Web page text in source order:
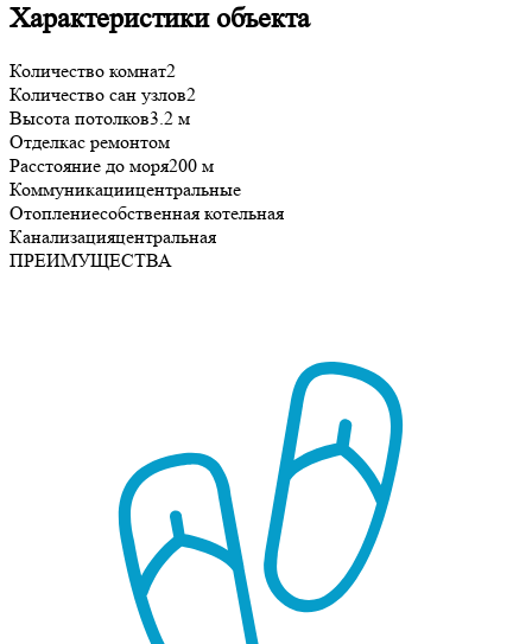
Характеристики объекта
Количество комнат2
Количество сан узлов2
Высота потолков3.2 м
Отделкас ремонтом
Расстояние до моря200 м
Коммуникациицентральные
Отоплениесобственная котельная
Канализацияцентральная
ПРЕИМУЩЕСТВА